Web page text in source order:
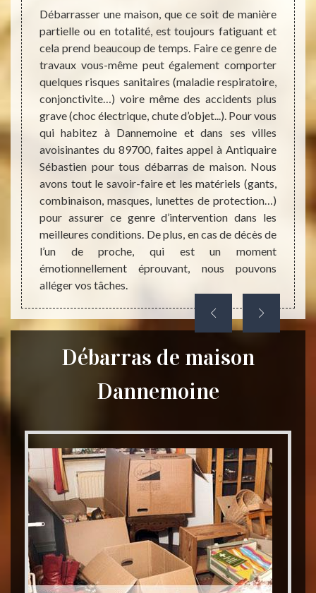
taux
à
à
à le
les
en
Débarrasser une maison, que ce soit de manière
partielle ou en totalité, est toujours fatiguant et
cela prend beaucoup de temps. Faire ce genre de
travaux vous-même peut également comporter
quelques risques sanitaires (maladie respiratoire,
conjonctivite…) voire même des accidents plus
grave (choc électrique, chute d’objet...). Pour vous
qui habitez à Dannemoine et dans ses villes
avoisinantes du 89700, faites appel à Antiquaire
Sébastien pour tous débarras de maison. Nous
avons tout le savoir-faire et les matériels (gants,
combinaison, masques, lunettes de protection…)
pour assurer ce genre d’intervention dans les
meilleures conditions. De plus, en cas de décès de
l’un de proche, qui est un moment
émotionnellement éprouvant, nous pouvons
alléger vos tâches.
Les
de
tous
de
Débarras de maison
Dannemoine